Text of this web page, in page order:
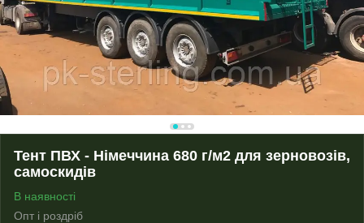
Тент ПВХ - Німеччина 680 г/м2 для зерновозів,
самоскидів
В наявності
Опт і роздріб